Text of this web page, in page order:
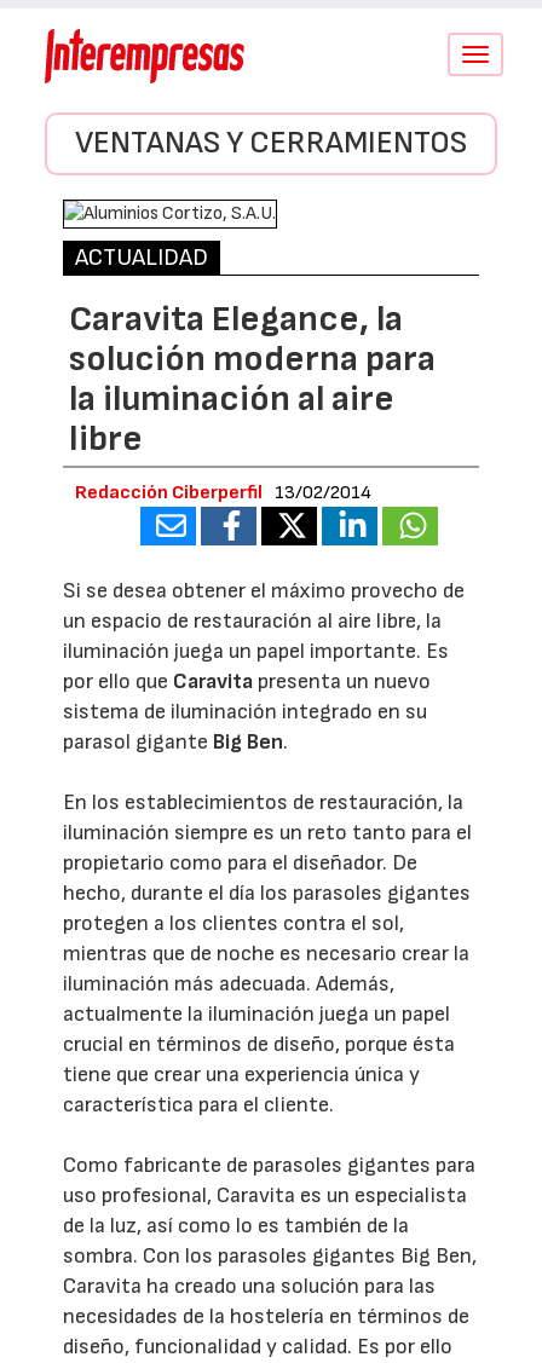
Conmutar
VENTANAS Y CERRAMIENTOS
ACTUALIDAD
Caravita Elegance, la
solución moderna para
la iluminación al aire
libre
Redacción Ciberperfil 13/02/2014
Si se desea obtener el máximo provecho de
un espacio de restauración al aire libre, la
iluminación juega un papel importante. Es
por ello que Caravita presenta un nuevo
sistema de iluminación integrado en su
parasol gigante Big Ben.
En los establecimientos de restauración, la
iluminación siempre es un reto tanto para el
propietario como para el diseñador. De
hecho, durante el día los parasoles gigantes
protegen a los clientes contra el sol,
mientras que de noche es necesario crear la
iluminación más adecuada. Además,
actualmente la iluminación juega un papel
crucial en términos de diseño, porque ésta
tiene que crear una experiencia única y
característica para el cliente.
Como fabricante de parasoles gigantes para
uso profesional, Caravita es un especialista
de la luz, así como lo es también de la
sombra. Con los parasoles gigantes Big Ben,
Caravita ha creado una solución para las
necesidades de la hostelería en términos de
diseño, funcionalidad y calidad. Es por ello